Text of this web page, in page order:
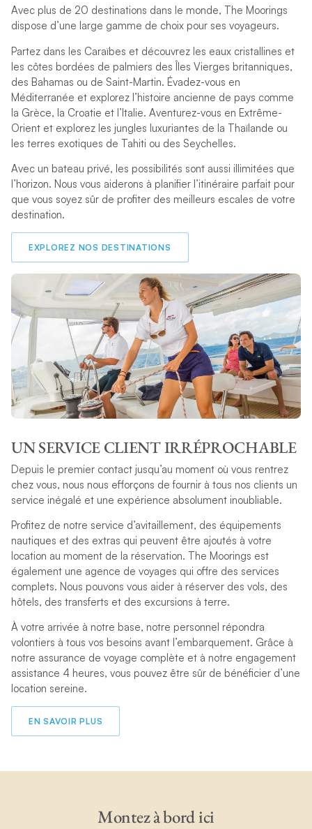
Avec plus de 20 destinations dans le monde, The Moorings
dispose d’une large gamme de choix pour ses voyageurs.
Partez dans les Caraïbes et découvrez les eaux cristallines et
les côtes bordées de palmiers des Îles Vierges britanniques,
des Bahamas ou de Saint-Martin. Évadez-vous en
Méditerranée et explorez l’histoire ancienne de pays comme
la Grèce, la Croatie et l’Italie. Aventurez-vous en Extrême-
Orient et explorez les jungles luxuriantes de la Thaïlande ou
les terres exotiques de Tahiti ou des Seychelles.
Avec un bateau privé, les possibilités sont aussi illimitées que
l’horizon. Nous vous aiderons à planifier l’itinéraire parfait pour
que vous soyez sûr de profiter des meilleurs escales de votre
destination.
EXPLOREZ NOS DESTINATIONS
UN SERVICE CLIENT IRRÉPROCHABLE
Depuis le premier contact jusqu’au moment où vous rentrez
chez vous, nous nous efforçons de fournir à tous nos clients un
service inégalé et une expérience absolument inoubliable.
Profitez de notre service d’avitaillement, des équipements
nautiques et des extras qui peuvent être ajoutés à votre
location au moment de la réservation. The Moorings est
également une agence de voyages qui offre des services
complets. Nous pouvons vous aider à réserver des vols, des
hôtels, des transferts et des excursions à terre.
À votre arrivée à notre base, notre personnel répondra
volontiers à tous vos besoins avant l’embarquement. Grâce à
notre assurance de voyage complète et à notre engagement
assistance 4 heures, vous pouvez être sûr de bénéficier d’une
location sereine.
EN SAVOIR PLUS
Montez à bord ici